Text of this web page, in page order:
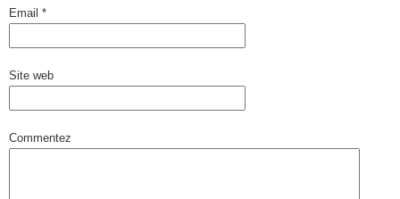
Email *
Site web
Commentez